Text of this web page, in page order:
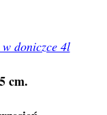
doniczce 4l
cm.